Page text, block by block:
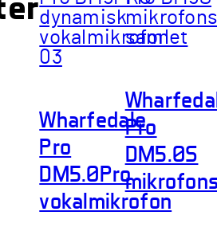
Wharfedale
Pro
DM5.0Pro
vokalmikrofon
Pro
DM5.0S